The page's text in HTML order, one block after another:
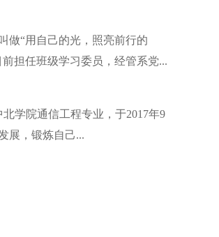
做“用自己的光，照亮前行的
担任班级学习委员，经管系党...
学院通信工程专业，于2017年9
展，锻炼自己...